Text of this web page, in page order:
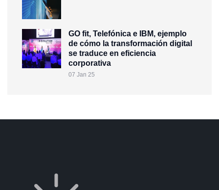
GO fit, Telefónica e IBM, ejemplo
de cómo la transformación digital
se traduce en eficiencia
corporativa
07 Jan 25